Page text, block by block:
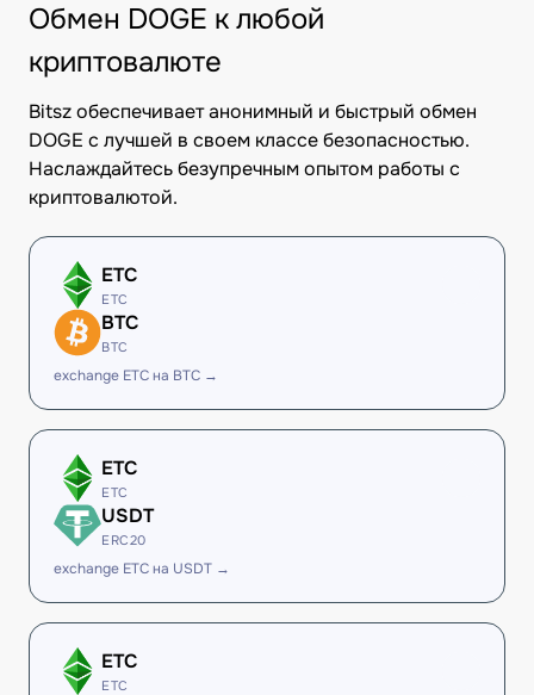
Обмен DOGE к любой
криптовалюте
Bitsz обеспечивает анонимный и быстрый обмен
DOGE с лучшей в своем классе безопасностью.
Наслаждайтесь безупречным опытом работы с
криптовалютой.
ETC
ETC
BTC
BTC
exchange ETC на BTC →
ETC
ETC
USDT
ERC20
exchange ETC на USDT →
ETC
ETC